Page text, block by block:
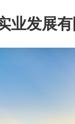
业发展